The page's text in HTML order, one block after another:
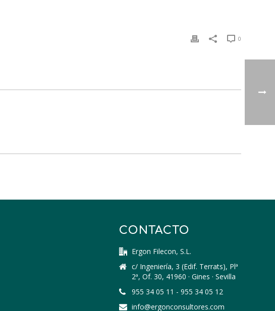
0
CONTACTO
Ergon Filecon, S.L.
c/ Ingeniería, 3 (Edif. Terrats), Plª
2ª, Of. 30, 41960 · Gines · Sevilla
955 34 05 11 - 955 34 05 12
info@ergonconsultores.com